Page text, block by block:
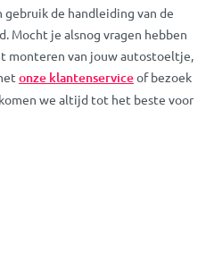
de handleiding van de
Mocht je alsnog vragen hebben
monteren van jouw autostoeltje,
onze klantenserviceof bezoek
komen we altijd tot het beste voor